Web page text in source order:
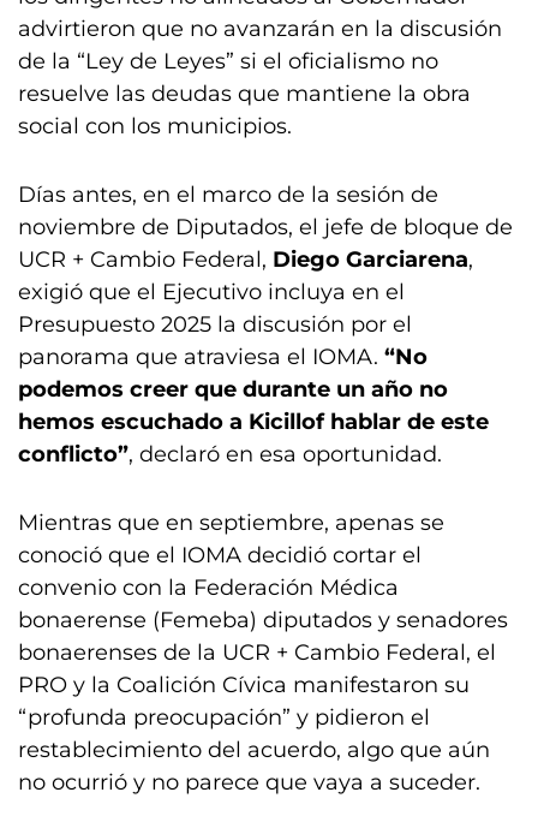
advirtieron que no avanzarán en la discusión
de la “Ley de Leyes” si el oficialismo no
resuelve las deudas que mantiene la obra
social con los municipios.
Días antes, en el marco de la sesión de
noviembre de Diputados, el jefe de bloque de
UCR + Cambio Federal, Diego Garciarena,
exigió que el Ejecutivo incluya en el
Presupuesto 2025 la discusión por el
panorama que atraviesa el IOMA. “No
podemos creer que durante un año no
hemos escuchado a Kicillof hablar de este
conflicto”, declaró en esa oportunidad.
Mientras que en septiembre, apenas se
conoció que el IOMA decidió cortar el
convenio con la Federación Médica
bonaerense (Femeba) diputados y senadores
bonaerenses de la UCR + Cambio Federal, el
PRO y la Coalición Cívica manifestaron su
“profunda preocupación” y pidieron el
restablecimiento del acuerdo, algo que aún
no ocurrió y no parece que vaya a suceder.